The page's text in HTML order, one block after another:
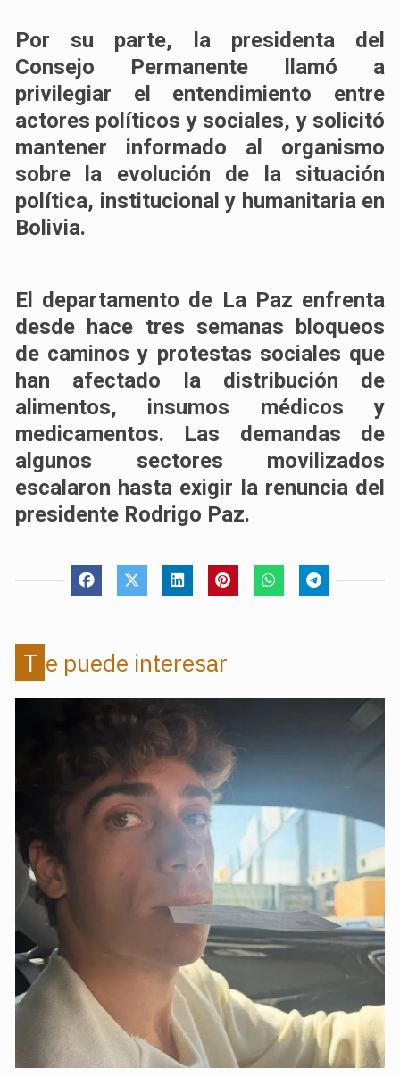
Por su parte, la presidenta del
Consejo Permanente llamó a
privilegiar el entendimiento entre
actores políticos y sociales, y solicitó
mantener informado al organismo
sobre la evolución de la situación
política, institucional y humanitaria en
Bolivia.
El departamento de La Paz enfrenta
desde hace tres semanas bloqueos
de caminos y protestas sociales que
han afectado la distribución de
alimentos, insumos médicos y
medicamentos. Las demandas de
algunos sectores movilizados
escalaron hasta exigir la renuncia del
presidente Rodrigo Paz.
Te puede interesar